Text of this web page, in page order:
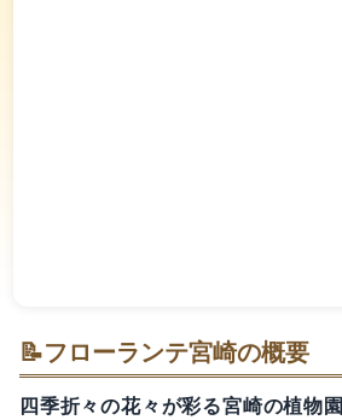
📝フローランテ宮崎の概要
四季折々の花々が彩る宮崎の植物園